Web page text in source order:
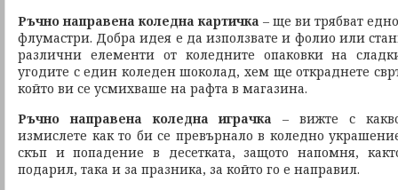
Ръчно направена коледна картичка – ще ви трябват
флумастри. Добра идея е да използвате и фолио или
различни елементи от коледните опаковки на
угодите с един коледен шоколад, хем ще откраднете
който ви се усмихваше на рафта в магазина.
Ръчно направена коледна играчка – вижте с
измислете как то би се превърнало в коледно
скъп и попадение в десетката, защото напомня,
подарил, така и за празника, за който го е направил.